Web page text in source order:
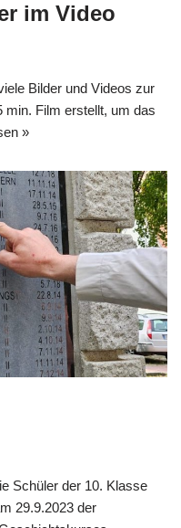
im Video
Bilder und Videos zur
min. Film erstellt, um das
»
Schüler der 10. Klasse
29.9.2023 der